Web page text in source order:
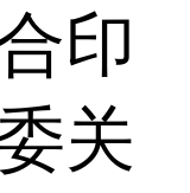
印
关